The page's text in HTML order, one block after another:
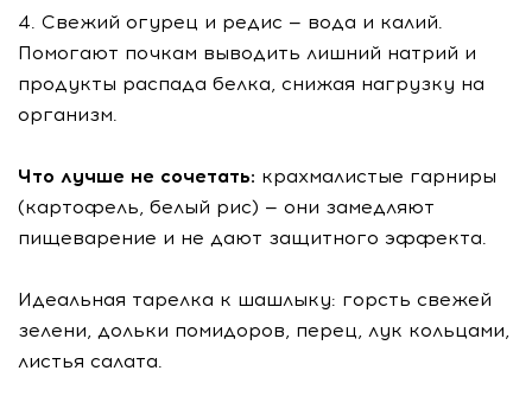
4. Свежий огурец и редис — вода и калий.
Помогают почкам выводить лишний натрий и
продукты распада белка, снижая нагрузку на
организм.
Что лучше не сочетать: крахмалистые гарниры
(картофель, белый рис) — они замедляют
пищеварение и не дают защитного эффекта.
Идеальная тарелка к шашлыку: горсть свежей
зелени, дольки помидоров, перец, лук кольцами,
листья салата.